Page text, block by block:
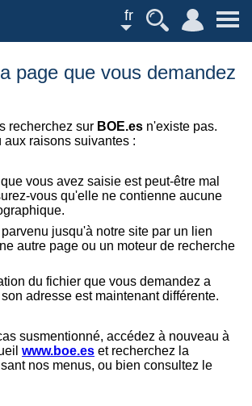
fr
page que vous demandez
recherchez sur BOE.es n'existe pas.
aux raisons suivantes :
vous avez saisie est peut-être mal
vous qu'elle ne contienne aucune
jusqu'à notre site par un lien
autre page ou un moteur de recherche
du fichier que vous demandez a
adresse est maintenant différente.
susmentionné, accédez à nouveau à
www.boe.es et recherchez la
nos menus, ou bien consultez le